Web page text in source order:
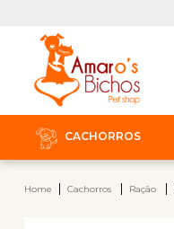
CACHORROS
Home Cachorros Ração